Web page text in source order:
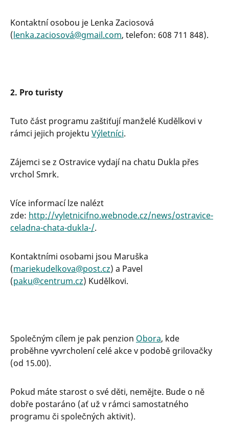
Kontaktní osobou je Lenka Zaciosová
(lenka.zaciosová@gmail.com, telefon: 608 711 848).
2. Pro turisty
Tuto část programu zaštiťují manželé Kudělkovi v
rámci jejich projektu Výletníci.
Zájemci se z Ostravice vydají na chatu Dukla přes
vrchol Smrk.
Více informací lze nalézt
zde: http://vyletnicifno.webnode.cz/news/ostravice-
celadna-chata-dukla-/.
Kontaktními osobami jsou Maruška
(mariekudelkova@post.cz) a Pavel
(paku@centrum.cz) Kudělkovi.
Společným cílem je pak penzion Obora, kde
proběhne vyvrcholení celé akce v podobě grilovačky
(od 15.00).
Pokud máte starost o své děti, nemějte. Bude o ně
dobře postaráno (ať už v rámci samostatného
programu či společných aktivit).